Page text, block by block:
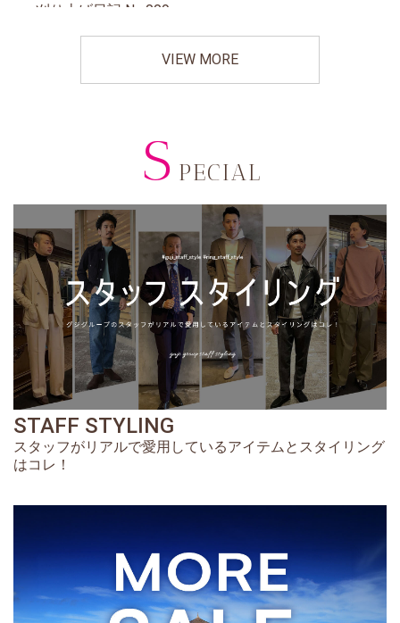
VIEW MORE
S PECIAL
STAFF STYLING
スタッフがリアルで愛用しているアイテムとスタイリング
はコレ！